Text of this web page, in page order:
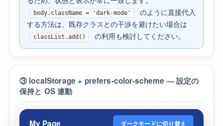
body.className = 'dark-mode'
のように直接代入
する方法は、既存クラスとの干渉を避けたい場合は
classList.add() の利用も検討してください。
③ localStorage + prefers-color-scheme — 設定の
保持と OS 連動
My Page ダークモードに切り替え